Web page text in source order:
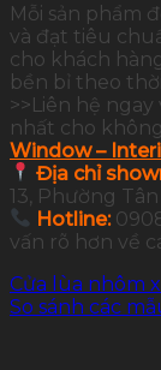
Mỗi sản phẩm
và đạt tiêu
cho khách
bền bỉ theo
>>Liên hệ
nhất cho
Window –
Địa chỉ
13, Phường
Hotline:
vấn rõ hơn về
Cửa lùa nhôm
So sánh các